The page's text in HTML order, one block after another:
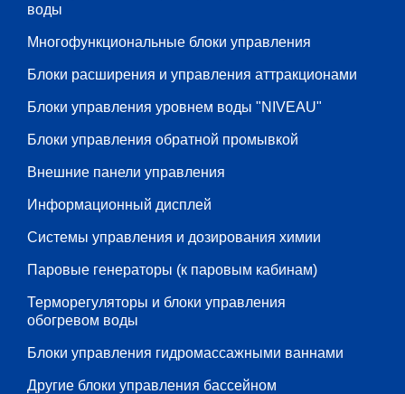
воды
Многофункциональные блоки управления
Блоки расширения и управления аттракционами
Блоки управления уровнем воды "NIVEAU"
Блоки управления обратной промывкой
Внешние панели управления
Информационный дисплей
Системы управления и дозирования химии
Паровые генераторы (к паровым кабинам)
Терморегуляторы и блоки управления
обогревом воды
Блоки управления гидромассажными ваннами
Другие блоки управления бассейном